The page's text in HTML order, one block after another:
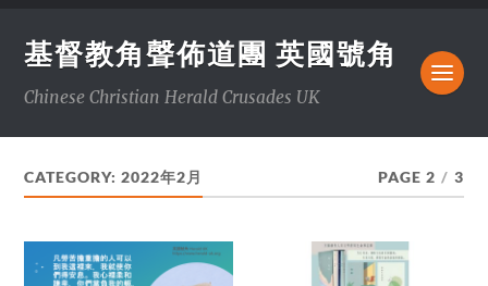
基督教角聲佈道團 英國號角
Chinese Christian Herald Crusades UK
CATEGORY:2022年2月 PAGE 2 / 3